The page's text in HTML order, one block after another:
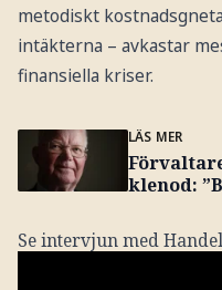
metodiskt
intäkterna – avkastar
finansiella kriser.
LÄS MER
klenod:
Se intervjun med